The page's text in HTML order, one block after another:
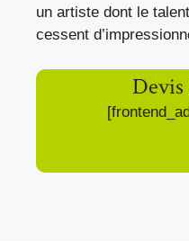
un artiste dont le
cessent